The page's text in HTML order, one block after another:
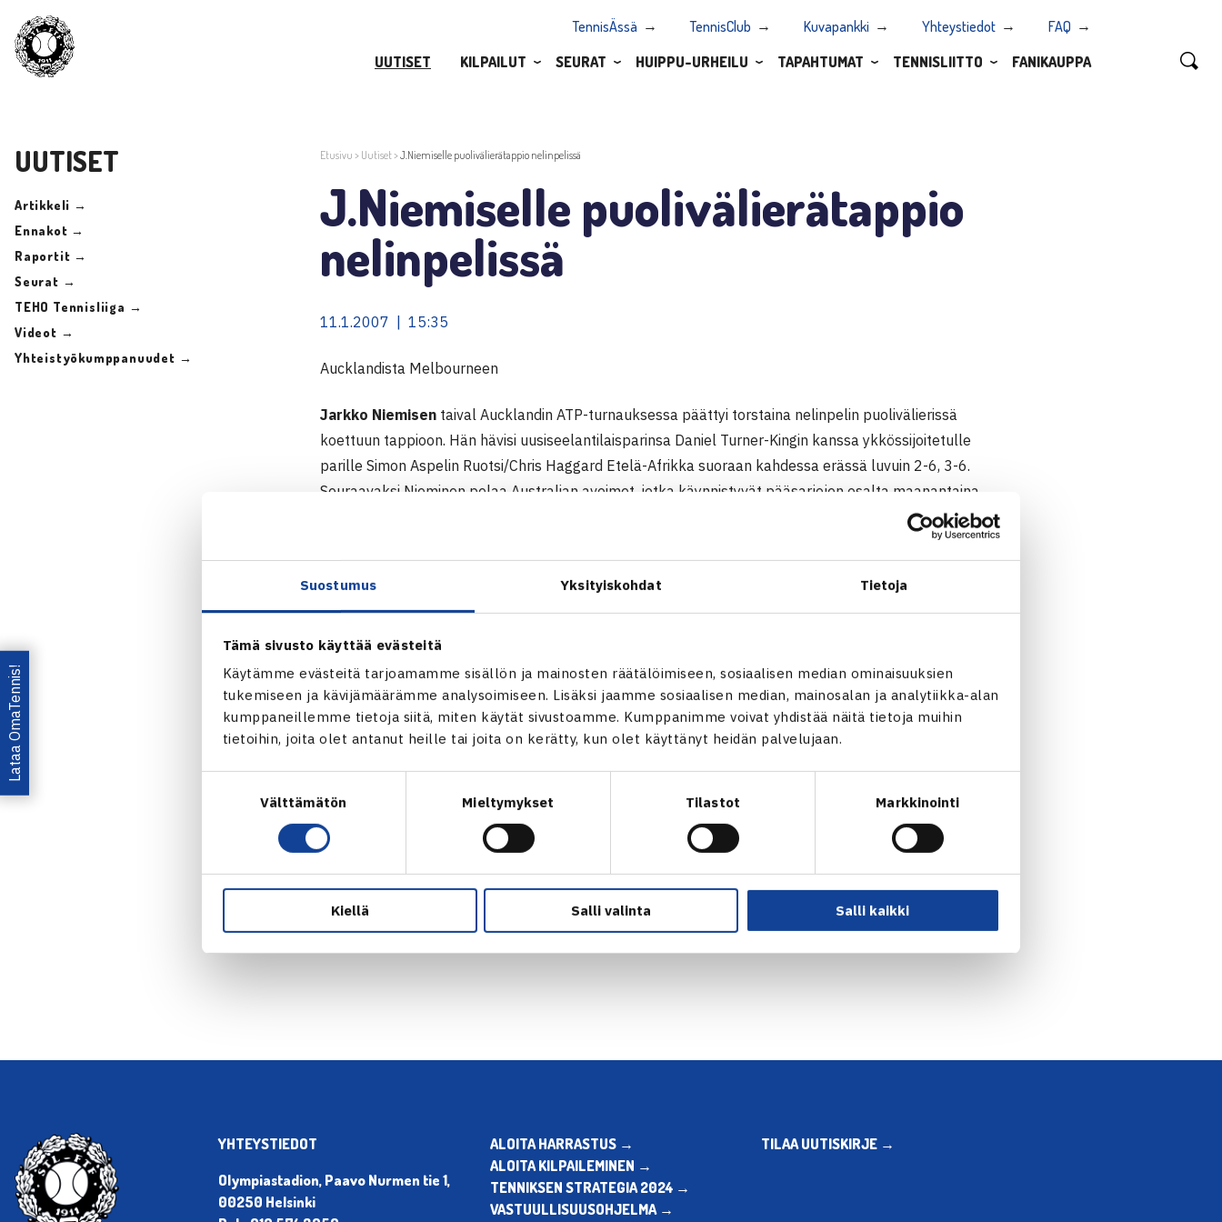
Suostumus Yksityiskohdat Tietoja
Tämä sivusto käyttää evästeitä
Käytämme evästeitä tarjoamamme sisällön ja mainosten räätälöimiseen, sosiaalisen median ominaisuuksien
tukemiseen ja kävijämäärämme analysoimiseen. Lisäksi jaamme sosiaalisen median, mainosalan ja analytiikka-alan
kumppaneillemme tietoja siitä, miten käytät sivustoamme. Kumppanimme voivat yhdistää näitä tietoja muihin
tietoihin, joita olet antanut heille tai joita on kerätty, kun olet käyttänyt heidän palvelujaan.
Välttämätön Mieltymykset Tilastot Markkinointi
Kiellä Salli valinta Salli kaikki
TennisÄssä TennisClub Kuvapankki Yhteystiedot
FAQ
UUTISET
KILPAILUT SEURAT HUIPPU-URHEILU TAPAHTUMAT TENNISLIITTO FANIKAUPPA
UUTISET
Artikkeli →
Ennakot →
Raportit →
Seurat →
TEHO Tennisliiga →
Videot →
Yhteistyökumppanuudet →
Etusivu > Uutiset>J.Niemiselle puolivälierätappio nelinpelissä
J.Niemiselle puolivälierätappio
nelinpelissä
11.1.2007 | 15:35
Aucklandista Melbourneen
Jarkko Niemisen taival Aucklandin ATP-turnauksessa päättyi torstaina nelinpelin puolivälierissä
koettuun tappioon. Hän hävisi uusiseelantilaisparinsa Daniel Turner-Kingin kanssa ykkössijoitetulle
parille Simon Aspelin Ruotsi/Chris Haggard Etelä-Afrikka suoraan kahdessa erässä luvuin 2-6, 3-6.
Seuraavaksi Nieminen pelaa Australian avoimet, jotka käynnistyvät pääsarjojen osalta maanantaina
391.000$ ATP-turnaus
Auckland, Uusi-Seelanti 8.-13.1.
Nelinpeli
Puolivälieriä: Simon Aspelin Ruotsi/Chris Haggard Etelä-Afrikka (1.) – Daniel King-Turner Uusi-
Seelanti/Jarkko Nieminen 62 63
Aucklandin ATP-turnaus
← Edellinen Seuraava uutinen: T.Nieminen välieriin Sheffieldissa… →
Lataa OmaTennis!
YHTEYSTIEDOT
Olympiastadion, Paavo Nurmen tie 1,
00250 Helsinki
ALOITA HARRASTUS →
ALOITA KILPAILEMINEN →
TENNIKSEN STRATEGIA 2024 →
VASTUULLISUUSOHJELMA →
TILAA UUTISKIRJE →